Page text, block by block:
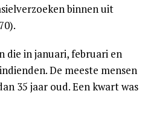
binnen uit
die in januari, februari en
De meeste mensen
35 jaar oud. Een kwart was